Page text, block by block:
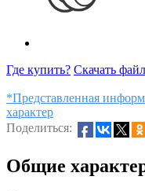
Где купить? Скачать
*Представленная
характер
Поделиться:
Общие